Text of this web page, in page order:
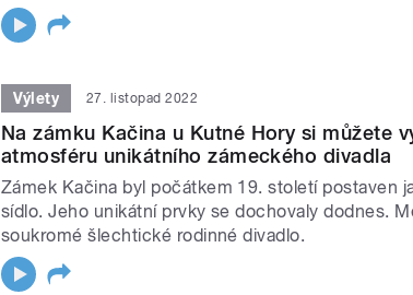
Výlety 27. listopad 2022
Na zámku Kačina u Kutné Hory si můžete
atmosféru unikátního zámeckého divadla
Zámek Kačina byl počátkem 19. století postaven
sídlo. Jeho unikátní prvky se dochovaly dodnes.
soukromé šlechtické rodinné divadlo.